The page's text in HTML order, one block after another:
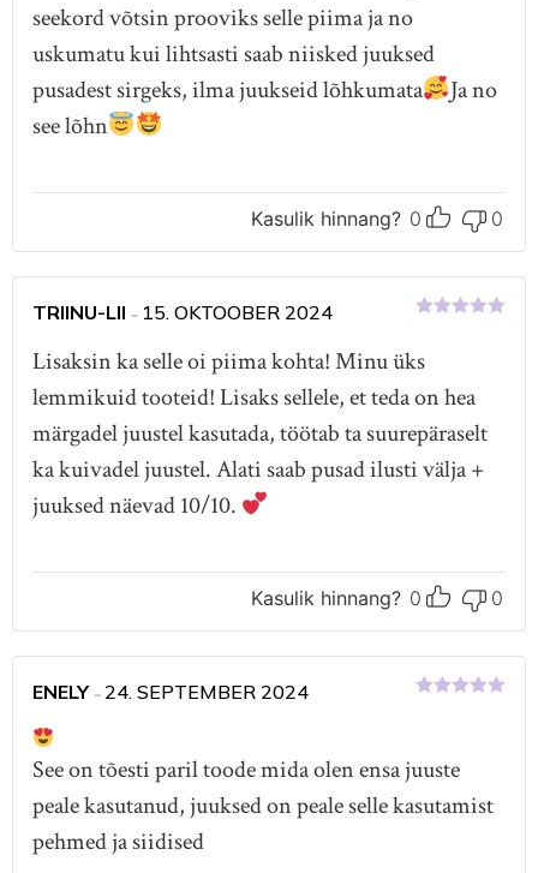
seekord võtsin prooviks selle piima ja no
uskumatu kui lihtsasti saab niisked juuksed
pusadest sirgeks, ilma juukseid lõhkumata
Ja no
see lõhn
Kasulik hinnang? 0 0
TRIINU-LII – 15. OKTOOBER 2024
Lisaksin ka selle oi piima kohta! Minu üks
lemmikuid tooteid! Lisaks sellele, et teda on hea
märgadel juustel kasutada, töötab ta suurepäraselt
ka kuivadel juustel. Alati saab pusad ilusti välja +
juuksed näevad 10/10.
Kasulik hinnang? 0 0
ENELY–24. SEPTEMBER 2024
See on tõesti paril toode mida olen ensa juuste
peale kasutanud, juuksed on peale selle kasutamist
pehmed ja siidised